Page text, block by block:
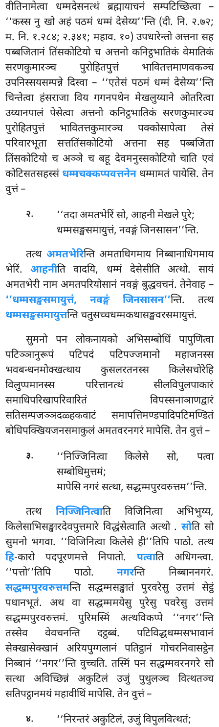
वीतिनामेत्वा धम्मदेसनत्थं ब्रह्मायाचनं सम्पटिच्छित्वा –
‘‘कस्स नु खो अहं पठमं धम्मं देसेय्य’’न्ति (दी. नि. २.७२;
म. नि. १.२८४; २.३४१; महाव. १०) उपधारेन्तो अत्तना सह
पब्बजितानं तिंसकोटियो च अत्तनो कनिट्ठभातिकं वेमातिकं
सरणकुमारञ्च पुरोहितपुत्तं भावितत्तमाणवकञ्च
उपनिस्सयसम्पन्ने दिस्वा – ‘‘एतेसं पठमं धम्मं देसेय्य’’न्ति
चिन्तेत्वा हंसराजा विय गगनपथेन मेखलुय्याने ओतरित्वा
उय्यानपालं पेसेत्वा अत्तनो कनिट्ठभातिकं सरणकुमारञ्च
पुरोहितपुत्तं भावितत्तकुमारञ्च पक्कोसापेत्वा तेसं
परिवारभूता सत्ततिंसकोटियो अत्तना सह पब्बजिता
तिंसकोटियो च अञ्ञे च बहू देवमनुस्सकोटियो चाति एवं
कोटिसतसहस्सं धम्मचक्कप्पवत्तनेनधम्मामतं पायेसि. तेन
वुत्तं –
२.
‘‘तदा अमतभेरिं सो, आहनी मेखले पुरे;
धम्मसङ्खसमायुत्तं, नवङ्गं जिनसासन’’न्ति.
तत्थ अमतभेरिन्ति अमताधिगमाय निब्बानाधिगमाय
भेरिं.आहनीति वादयि, धम्मं देसेसीति अत्थो. सायं
अमतभेरी नाम अमतपरियोसानं नवङ्गं बुद्धवचनं. तेनेवाह –
‘‘धम्मसङ्खसमायुत्तं, नवङ्गं जिनसासन’’न्ति. तत्थ
धम्मसङ्खसमायुत्तन्ति चतुसच्चधम्मकथासङ्खवरसमायुत्तं.
सुमनोपन लोकनायको अभिसम्बोधिं पापुणित्वा
पटिञ्ञानुरूपं पटिपदं पटिपज्जमानो महाजनस्स
भवबन्धनमोक्खत्थाय कुसलरतनस्स किलेसचोरेहि
विलुप्पमानस्स परित्तानत्थं सीलविपुलपाकारं
समाधिपरिखापरिवारितं विपस्सनाञाणद्वारं
सतिसम्पजञ्ञदळ्हकवाटं समापत्तिमण्डपादिपटिमण्डितं
बोधिपक्खियजनसमाकुलं अमतवरनगरं मापेसि. तेन वुत्तं –
३. ‘‘निज्जिनित्वाकिलेसे सो, पत्वा
सम्बोधिमुत्तमं;
मापेसि नगरं सत्था, सद्धम्मपुरवरुत्तम’’न्ति.
तत्थ निज्जिनित्वाति विजिनित्वा अभिभुय्य,
किलेसाभिसङ्खारदेवपुत्तमारे विद्धंसेत्वाति अत्थो .सोति सो
सुमनो भगवा. ‘‘विजिनित्वा किलेसे ही’’तिपि पाठो. तत्थ
हि-कारो पदपूरणमत्ते निपातो. पत्वाति अधिगन्त्वा.
‘‘पत्तो’’तिपि पाठो.नगरन्ति निब्बाननगरं.
सद्धम्मपुरवरुत्तमन्ति सद्धम्मसङ्खातं पुरवरेसु उत्तमं सेट्ठं
पधानभूतं. अथ वा सद्धम्ममयेसु पुरेसु पवरेसु उत्तमं
सद्धम्मपुरवरुत्तमं. पुरिमस्मिं अत्थविकप्पे ‘‘नगर’’न्ति
तस्सेव वेवचनन्ति दट्ठब्बं. पटिविद्धधम्मसभावानं
सेक्खासेक्खानं अरियपुग्गलानं पतिट्ठानं गोचरनिवासट्ठेन
निब्बानं ‘‘नगर’’न्ति वुच्चति. तस्मिं पन सद्धम्मवरनगरे सो
सत्था अविच्छिन्नं अकुटिलं उजुं पुथुलञ्च वित्थतञ्च
सतिपट्ठानमयं महावीथिं मापेसि. तेन वुत्तं –
४. ‘‘निरन्तरं अकुटिलं, उजुं विपुलवित्थतं;